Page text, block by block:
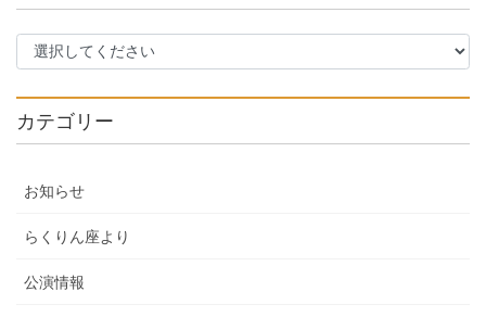
カテゴリー
お知らせ
らくりん座より
公演情報